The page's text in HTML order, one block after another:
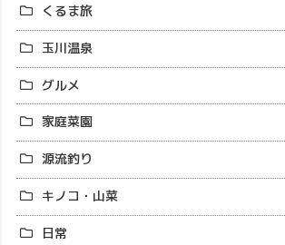
くるま旅
玉川温泉
グルメ
家庭菜園
源流釣り
キノコ・山菜
日常